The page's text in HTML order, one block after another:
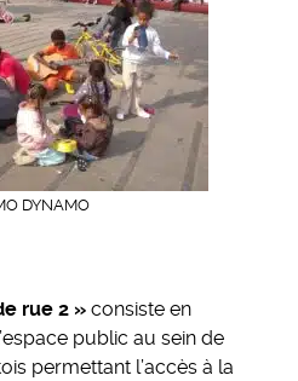
rue 2 » consiste en
public au sein de
permettant l’accès à la
DYNAMO